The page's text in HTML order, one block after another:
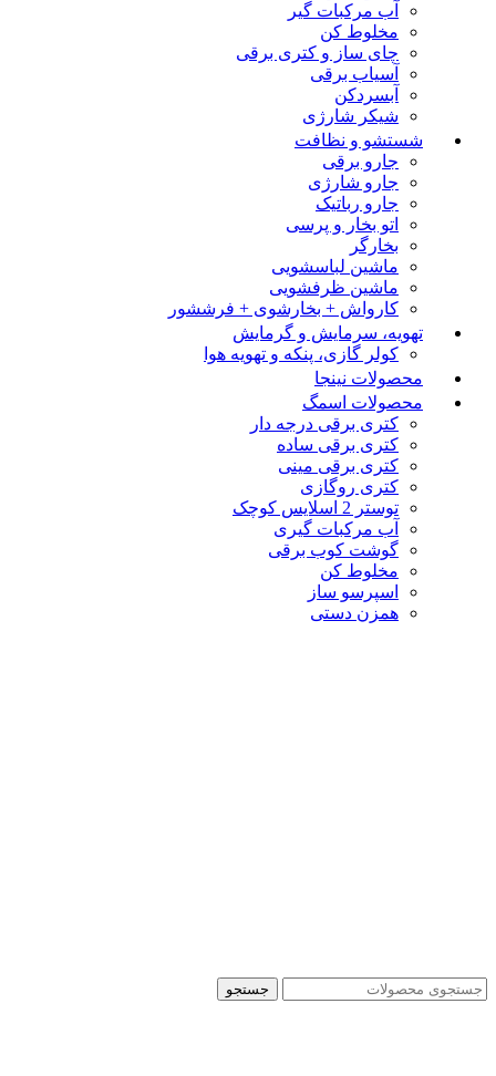
آب مرکبات گیر
مخلوط کن
چای ساز و کتری برقی
آسیاب برقی
آبسردکن
شیکر شارژی
شستشو و نظافت
جارو برقی
جارو شارژی
جارو رباتیک
اتو بخار و پرسی
بخارگر
ماشین لباسشویی
ماشین ظرفشویی
کارواش + بخارشوی + فرششور
تهویه، سرمایش و گرمایش
کولر گازی، پنکه و تهویه هوا
محصولات نینجا
محصولات اسمگ
کتری برقی درجه دار
کتری برقی ساده
کتری برقی مینی
کتری روگازی
توستر 2 اسلایس کوچک
آب مرکبات گیری
گوشت کوب برقی
مخلوط کن
اسپرسو ساز
همزن دستی
جستجو